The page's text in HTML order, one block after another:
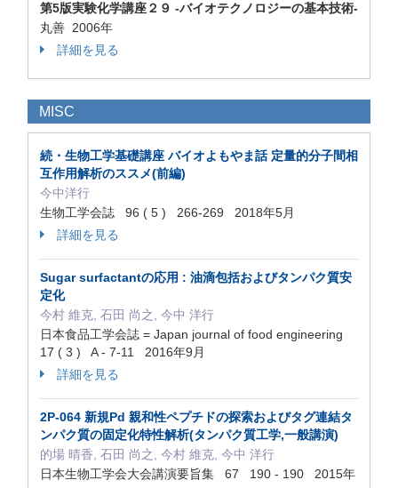
第5版実験化学講座２９ -バイオテクノロジーの基本技術-
丸善 2006年
詳細を見る
MISC
続・生物工学基礎講座 バイオよもやま話 定量的分子間相
互作用解析のススメ(前編)
今中洋行
生物工学会誌 96 ( 5 ) 266‐269 2018年5月
詳細を見る
Sugar surfactantの応用 : 油滴包括およびタンパク質安
定化
今村 維克, 石田 尚之, 今中 洋行
日本食品工学会誌 = Japan journal of food engineering
17 ( 3 ) A - 7-11 2016年9月
詳細を見る
2P-064 新規Pd 親和性ペプチドの探索およびタグ連結タ
ンパク質の固定化特性解析(タンパク質工学,一般講演)
的場 晴香, 石田 尚之, 今村 維克, 今中 洋行
日本生物工学会大会講演要旨集 67 190 - 190 2015年